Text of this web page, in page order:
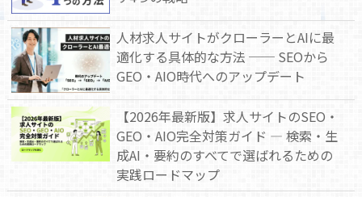
人材求人サイトがクローラーとAIに最
適化する具体的な方法 ── SEOから
GEO・AIO時代へのアップデート
【2026年最新版】求人サイトのSEO・
GEO・AIO完全対策ガイド — 検索・生
成AI・要約のすべてで選ばれるための
実践ロードマップ